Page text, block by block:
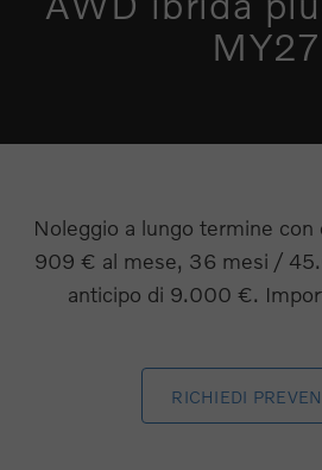
MY27
Noleggio a lungo termine con
909 € al mese, 36 mesi /
anticipo di 9.000 €.
RICHIEDI